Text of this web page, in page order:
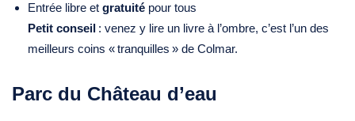
Entrée libre et gratuité pour tous
Petit conseil : venez y lire un livre à l’ombre, c’est l’un des
meilleurs coins « tranquilles » de Colmar.
Parc du Château d’eau